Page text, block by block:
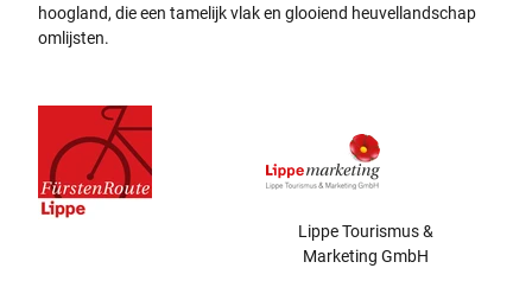
hoogland, die een tamelijk vlak en glooiend heuvellandschap
omlijsten.
Lippe Tourismus &
Marketing GmbH